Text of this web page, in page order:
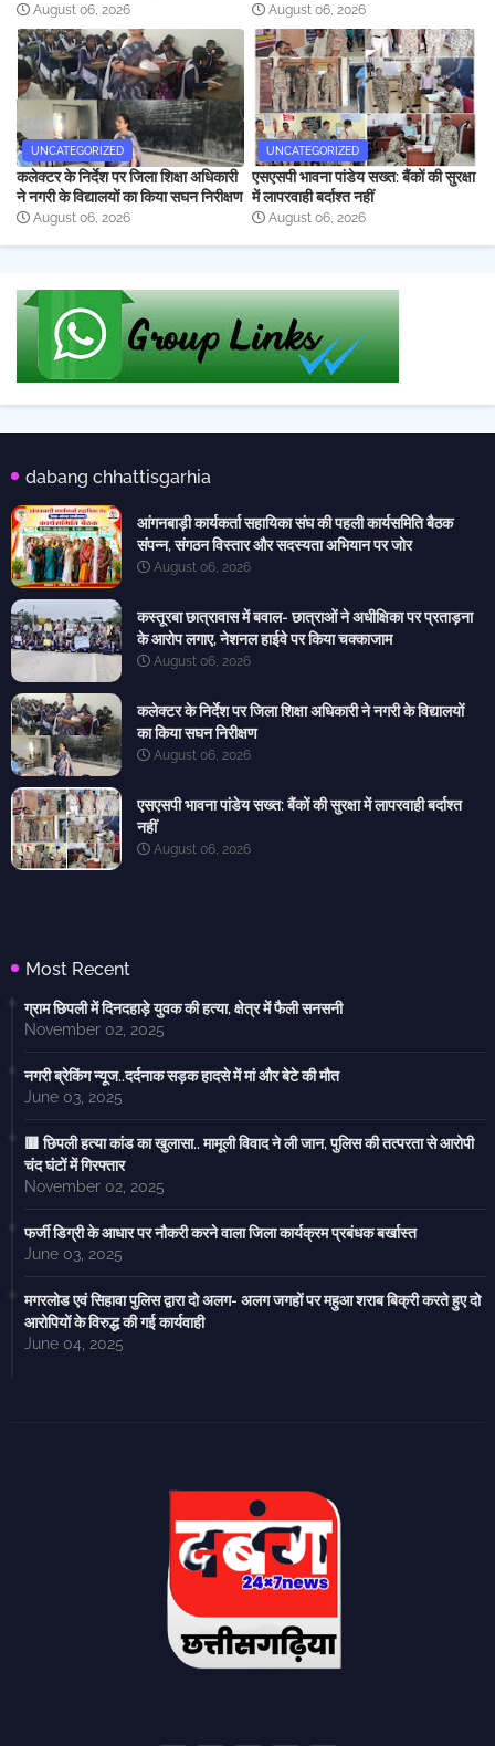
August 06, 2026 August 06, 2026
UNCATEGORIZED
कलेक्टर के निर्देश पर जिला शिक्षा अधिकारी
ने नगरी के विद्यालयों का किया सघन निरीक्षण
August 06, 2026
UNCATEGORIZED
एसएसपी भावना पांडेय सख्त: बैंकों की सुरक्षा
में लापरवाही बर्दाश्त नहीं
August 06, 2026
dabang chhattisgarhia
आंगनबाड़ी कार्यकर्ता सहायिका संघ की पहली कार्यसमिति बैठक
संपन्न, संगठन विस्तार और सदस्यता अभियान पर जोर
August 06, 2026
कस्तूरबा छात्रावास में बवाल- छात्राओं ने अधीक्षिका पर प्रताड़ना
के आरोप लगाए, नेशनल हाईवे पर किया चक्काजाम
August 06, 2026
कलेक्टर के निर्देश पर जिला शिक्षा अधिकारी ने नगरी के विद्यालयों
का किया सघन निरीक्षण
August 06, 2026
एसएसपी भावना पांडेय सख्त: बैंकों की सुरक्षा में लापरवाही बर्दाश्त
नहीं
August 06, 2026
Most Recent
ग्राम छिपली में दिनदहाड़े युवक की हत्या, क्षेत्र में फैली सनसनी
November 02, 2025
नगरी ब्रेकिंग न्यूज..दर्दनाक सड़क हादसे में मां और बेटे की मौत
June 03, 2025
🟥 छिपली हत्या कांड का खुलासा.. मामूली विवाद ने ली जान, पुलिस की तत्परता से आरोपी
चंद घंटों में गिरफ्तार
November 02, 2025
फर्जी डिग्री के आधार पर नौकरी करने वाला जिला कार्यक्रम प्रबंधक बर्खास्त
June 03, 2025
मगरलोड एवं सिहावा पुलिस द्वारा दो अलग- अलग जगहों पर महुआ शराब बिक्री करते हुए दो
आरोपियों के विरुद्ध की गई कार्यवाही
June 04, 2025